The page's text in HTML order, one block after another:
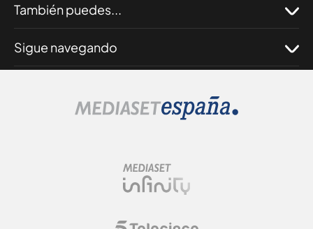
También puedes...
Sigue navegando